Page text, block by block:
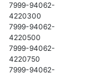
7999-94062-
4220300
7999-94062-
4220500
7999-94062-
4220750
7999-94062-